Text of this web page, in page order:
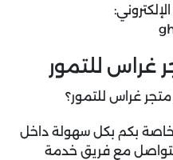
غراس للتمور
غراس للتمور؟
بكم بكل سهولة داخل
مع فريق خدمة